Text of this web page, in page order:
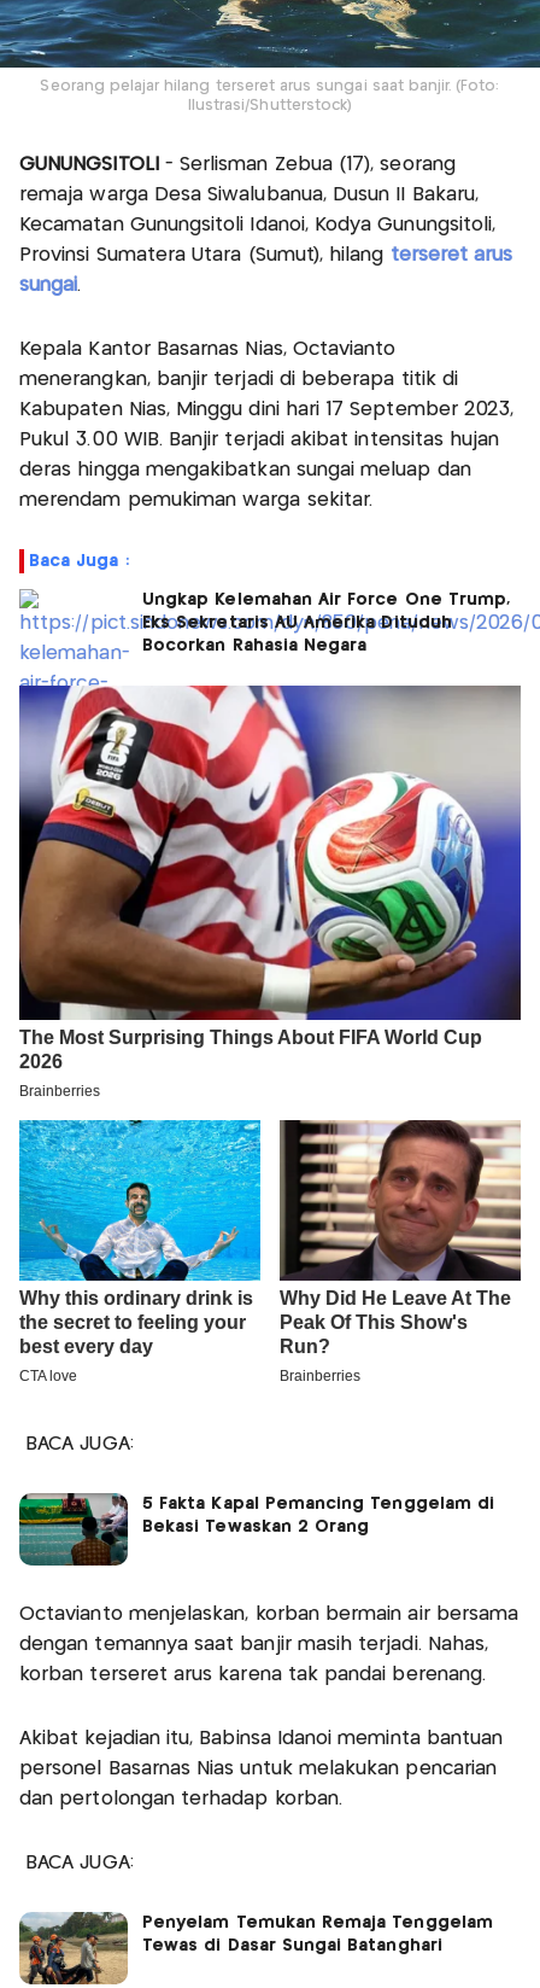
Seorang pelajar hilang terseret arus sungai saat banjir. (Foto:
Ilustrasi/Shutterstock)
GUNUNGSITOLI - Serlisman Zebua (17), seorang
remaja warga Desa Siwalubanua, Dusun II Bakaru,
Kecamatan Gunungsitoli Idanoi, Kodya Gunungsitoli,
Provinsi Sumatera Utara (Sumut), hilang terseret arus
sungai.
Kepala Kantor Basarnas Nias, Octavianto
menerangkan, banjir terjadi di beberapa titik di
Kabupaten Nias, Minggu dini hari 17 September 2023,
Pukul 3.00 WIB. Banjir terjadi akibat intensitas hujan
deras hingga mengakibatkan sungai meluap dan
merendam pemukiman warga sekitar.
Baca Juga :
Ungkap Kelemahan Air Force One Trump,
Eks Sekretaris AU Amerika Dituduh
Bocorkan Rahasia Negara
BACA JUGA:
5 Fakta Kapal Pemancing Tenggelam di
Bekasi Tewaskan 2 Orang
Octavianto menjelaskan, korban bermain air bersama
dengan temannya saat banjir masih terjadi. Nahas,
korban terseret arus karena tak pandai berenang.
Akibat kejadian itu, Babinsa Idanoi meminta bantuan
personel Basarnas Nias untuk melakukan pencarian
dan pertolongan terhadap korban.
BACA JUGA:
Penyelam Temukan Remaja Tenggelam
Tewas di Dasar Sungai Batanghari